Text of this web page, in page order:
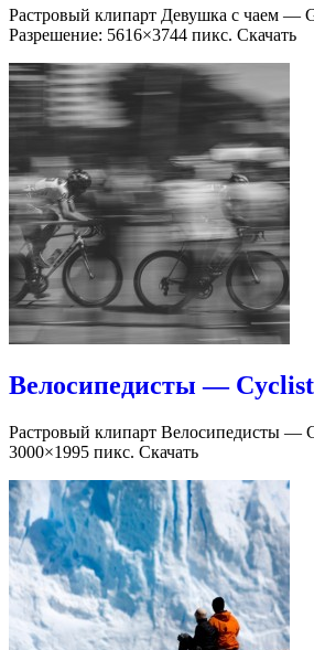
Растровый клипарт Девушка с чаем —
Разрешение: 5616×3744 пикс. Скачать
Велосипедисты —
Растровый клипарт Велосипедисты —
3000×1995 пикс. Скачать